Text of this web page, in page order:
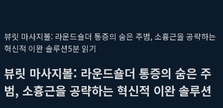
뷰릿 마사지볼: 라운드숄더 통증의 숨은 주범, 소흉근을 공략하는
혁신적 이완 솔루션5분 읽기
뷰릿 마사지볼: 라운드숄더 통증의 숨은 주
범, 소흉근을 공략하는 혁신적 이완 솔루션